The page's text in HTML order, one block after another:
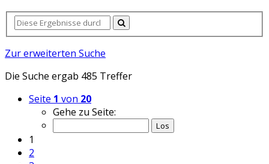
Zur erweiterten Suche
Die Suche ergab 485 Treffer
Seite 1 von 20
Gehe zu Seite:
1
2